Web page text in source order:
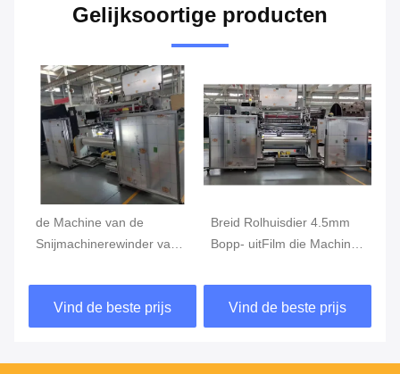
Gelijksoortige producten
de Machine van de
Snijmachinerewinder van
Plastic Film die Machine
opnieuw opwinden
Vind de beste prijs
Breid Rolhuisdier 4.5mm
Bopp- uitFilm die Machine
Vind de beste prijs